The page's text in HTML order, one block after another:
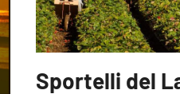
Sportelli del